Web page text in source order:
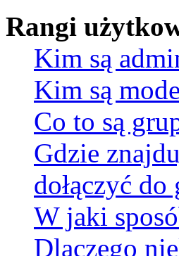
Rangi
Kim są
Kim są
Co to są
Gdzie
dołączyć do
W jaki
Dlaczego